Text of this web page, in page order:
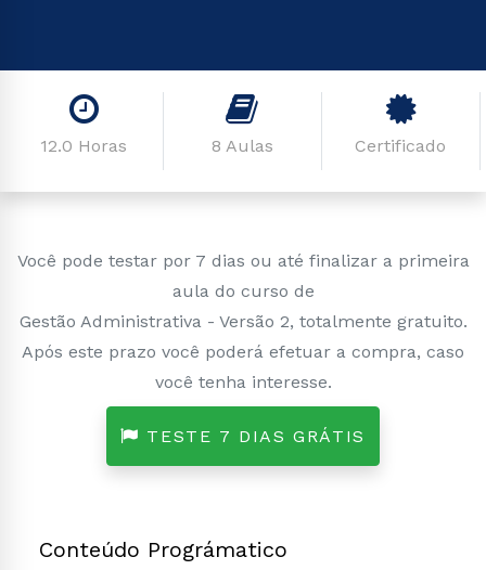
12.0 Horas 8 Aulas Certificado
Você pode testar por 7 dias ou até finalizar a primeira
aula do curso de
Gestão Administrativa - Versão 2, totalmente gratuito.
Após este prazo você poderá efetuar a compra, caso
você tenha interesse.
TESTE 7 DIAS GRÁTIS
Conteúdo Prográmatico